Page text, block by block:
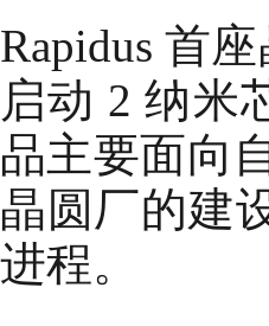
Rapidus 首
启动 2 纳米
品主要面向
晶圆厂的建
进程。